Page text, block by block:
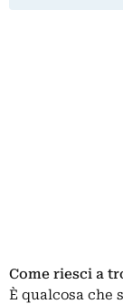
Come riesci a
È qualcosa che